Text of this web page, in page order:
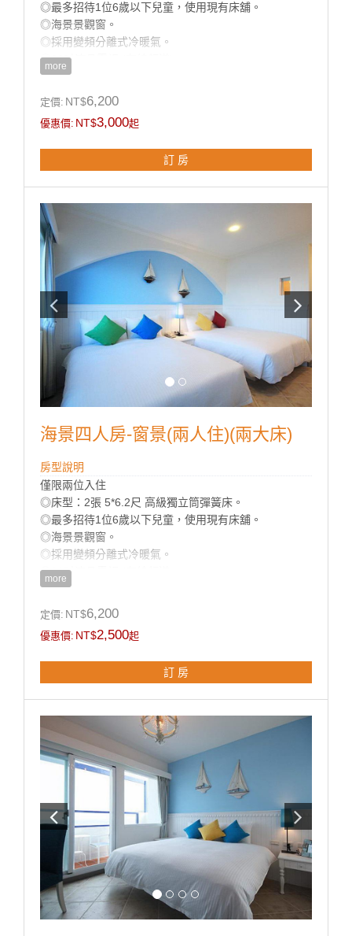
◎最多招待1位6歲以下兒童，使用現有床舖。
◎海景景觀窗。
◎採用變頻分離式冷暖氣。
◎32吋液晶電視 (有線頻道)。
◎免費Wi-Fi上網。
◎乾濕分離獨立衛浴。
◎寬廣平面停車場。
◎房內提供：小冰箱 / 盥洗用品 / 吹風機 / 電熱水瓶 / 茶
包 / 咖啡包 / 礦泉水 / 舒適乾淨羽毛被品。
more
定價: NT$6,200
優惠價: NT$3,000起
訂 房
海景四人房-窗景(兩人住)(兩大床)
房型說明
僅限兩位入住
◎床型：2張 5*6.2尺 高級獨立筒彈簧床。
◎最多招待1位6歲以下兒童，使用現有床舖。
◎海景景觀窗。
◎採用變頻分離式冷暖氣。
◎32吋液晶電視 (有線頻道)。
◎免費Wi-Fi上網。
◎乾濕分離獨立衛浴。
◎寬廣平面停車場。
◎房內提供：小冰箱 / 盥洗用品 / 吹風機 / 電熱水瓶 / 茶
包 / 咖啡包 / 礦泉水 / 舒適乾淨羽毛被品。
more
定價: NT$6,200
優惠價: NT$2,500起
訂 房